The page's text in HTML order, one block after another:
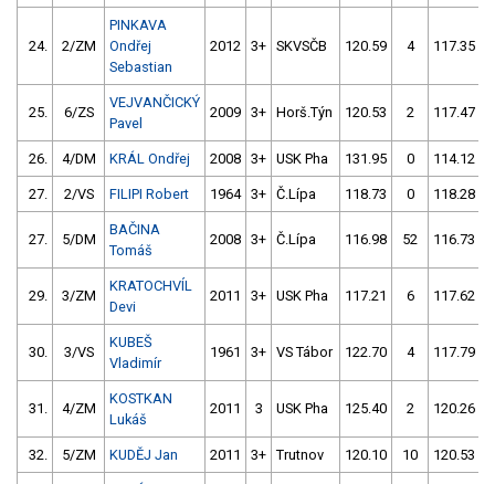
24. 2/ZM
PINKAVA
Ondřej
Sebastian
2012 3+ SKVSČB 120.59 4 117.35
25. 6/ZS
VEJVANČICKÝ
Pavel
2009 3+ Horš.Týn 120.53 2 117.47
26. 4/DM KRÁL Ondřej 2008 3+ USK Pha 131.95 0 114.12
27. 2/VS FILIPI Robert 1964 3+ Č.Lípa 118.73 0 118.28
27. 5/DM
BAČINA
Tomáš
2008 3+ Č.Lípa 116.98 52 116.73
29. 3/ZM
KRATOCHVÍL
Devi
2011 3+ USK Pha 117.21 6 117.62
30. 3/VS
KUBEŠ
Vladimír
1961 3+ VS Tábor 122.70 4 117.79
31. 4/ZM
KOSTKAN
Lukáš
2011 3 USK Pha 125.40 2 120.26
32. 5/ZM KUDĚJ Jan 2011 3+ Trutnov 120.10 10 120.53